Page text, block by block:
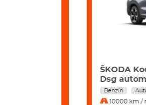
ŠKODA Kodiaq
Dsg automat
Automat
10000 km / rok